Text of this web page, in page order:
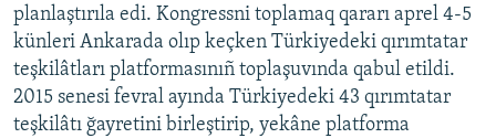
planlaştırıla edi. Kongressni toplamaq qararı aprel 4-5
künleri Ankarada olıp keçken Türkiyedeki qırımtatar
teşkilâtları platformasınıñ toplaşuvında qabul etildi.
2015 senesi fevral ayında Türkiyedeki 43 qırımtatar
teşkilâtı ğayretini birleştirip, yekâne platforma